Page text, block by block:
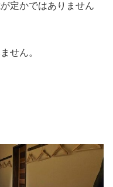
定かではありません
せん。